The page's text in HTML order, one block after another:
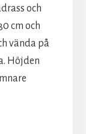
och
cm och
vända på
Höjden